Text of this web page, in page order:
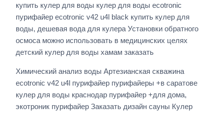
купить кулер для воды кулер для воды ecotronic
пурифайер ecotronic v42 u4l black купить кулер для
воды, дешевая вода для кулера Установки обратного
осмоса можно использовать в медицинских целях
детский кулер для воды хамам заказать
Химический анализ воды Артезианская скважина
ecotronic v42 u4l пурифайер пурифайеры +в саратове
кулер для воды краснодар пурифайер +для дома,
экотроник пурифайер Заказать дизайн сауны Кулер